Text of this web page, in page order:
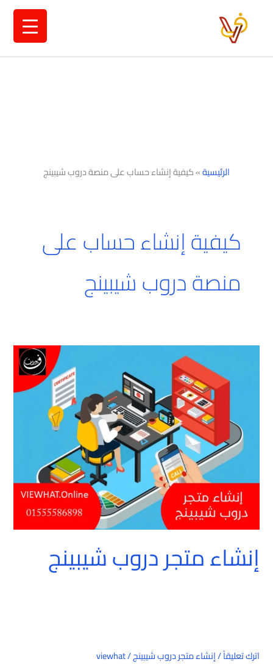
الرئيسية»كيفية إنشاء حساب على منصة دروب شيبينج
كيفية إنشاء حساب على
منصة دروب شيبينج
إنشاء متجر دروب شيبينج
اترك تعليقاً/إنشاء متجر دروب شيبينج/
viewhat